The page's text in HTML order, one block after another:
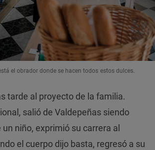
el obrador donde se hacen todos estos dulces.
tarde al proyecto de la familia.
salió de Valdepeñas siendo
niño, exprimió su carrera al
el cuerpo dijo basta, regresó a su